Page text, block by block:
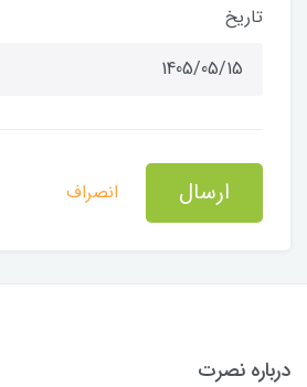
تاریخ
ارسال انصراف
درباره نصرت